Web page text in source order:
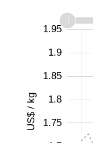
US$ / kg 1.75
1.8
1.85
1.9
1.95